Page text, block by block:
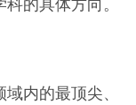
内的最顶尖、